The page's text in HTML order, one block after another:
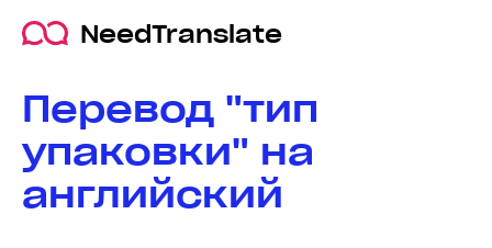
NeedTranslate
Перевод "тип
упаковки" на
английский